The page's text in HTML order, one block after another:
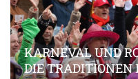
KARNEVAL UND
DIE TRADITIONEN